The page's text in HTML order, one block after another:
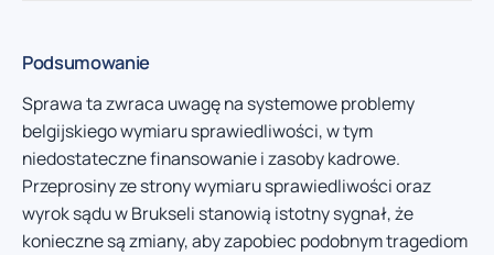
Podsumowanie
Sprawa ta zwraca uwagę na systemowe problemy
belgijskiego wymiaru sprawiedliwości, w tym
niedostateczne finansowanie i zasoby kadrowe.
Przeprosiny ze strony wymiaru sprawiedliwości oraz
wyrok sądu w Brukseli stanowią istotny sygnał, że
konieczne są zmiany, aby zapobiec podobnym tragediom